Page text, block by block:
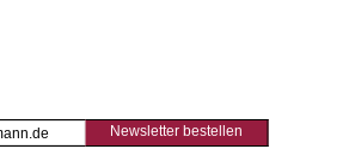
Newsletter bestellen